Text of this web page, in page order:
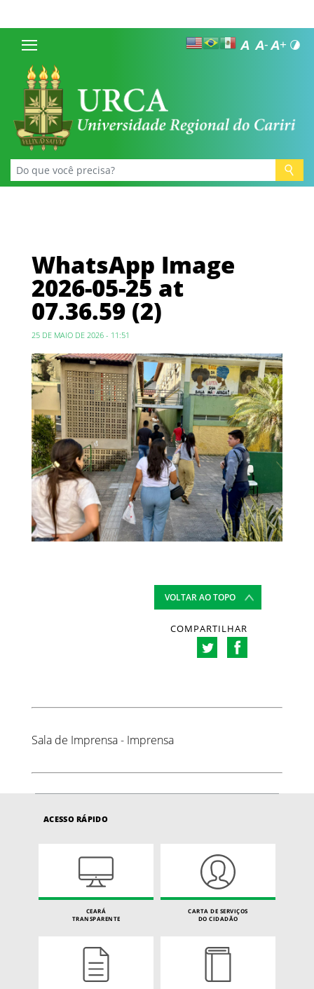
WhatsApp Image
2026-05-25 at
07.36.59 (2)
25 DE MAIO DE 2026 - 11:51
VOLTAR AO TOPO
COMPARTILHAR
Sala de Imprensa - Imprensa
ACESSO RÁPIDO
CEARÁ
TRANSPARENTE
CARTA DE SERVIÇOS
DO CIDADÃO